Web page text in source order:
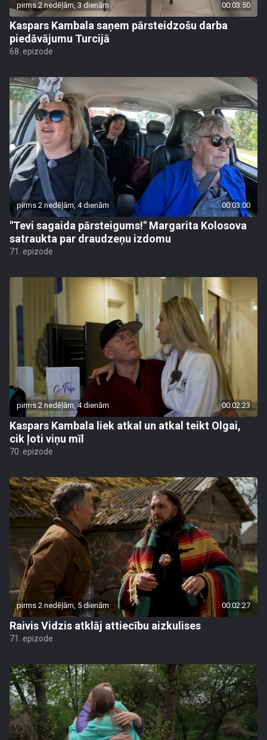
pirms 2 nedēļām, 3 dienām 00:03:50
Kaspars Kambala saņem pārsteidzošu darba
piedāvājumu Turcijā
68. epizode
pirms 2 nedēļām, 4 dienām 00:03:00
"Tevi sagaida pārsteigums!" Margarita Kolosova
satraukta par draudzeņu izdomu
71. epizode
pirms 2 nedēļām, 4 dienām 00:02:23
Kaspars Kambala liek atkal un atkal teikt Olgai,
cik ļoti viņu mīl
70. epizode
pirms 2 nedēļām, 5 dienām 00:02:27
Raivis Vidzis atklāj attiecību aizkulises
71. epizode